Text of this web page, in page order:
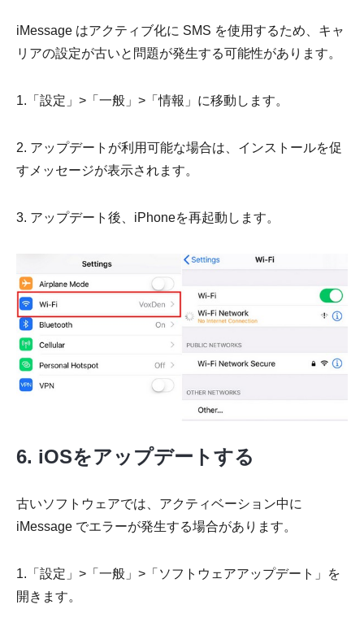
iMessage はアクティブ化に SMS を使用するため、キャ
リアの設定が古いと問題が発生する可能性があります。
1.「設定」>「一般」>「情報」に移動します。
2. アップデートが利用可能な場合は、インストールを促
すメッセージが表示されます。
3. アップデート後、iPhoneを再起動します。
6. iOSをアップデートする
古いソフトウェアでは、アクティベーション中に
iMessage でエラーが発生する場合があります。
1.「設定」>「一般」>「ソフトウェアアップデート」を
開きます。